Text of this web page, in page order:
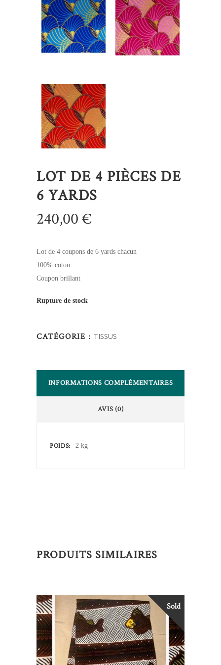
LOT DE 4 PIÈCES DE
6 YARDS
240,00€
Lot de 4 coupons de 6 yards chacun
100% coton
Coupon brillant
Rupture de stock
CATÉGORIE : TISSUS
INFORMATIONS COMPLÉMENTAIRES
AVIS (0)
POIDS 2 kg
PRODUITS SIMILAIRES
Sold